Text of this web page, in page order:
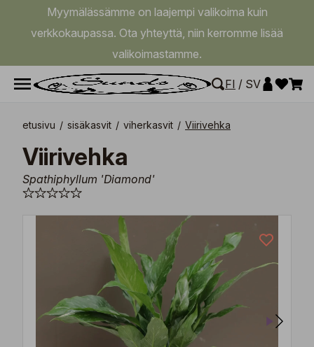
Myymälässämme on laajempi valikoima kuin
verkkokaupassa. Ota yhteyttä, niin kerromme lisää
valikoimastamme.
FI / SV
etusivu / sisäkasvit / viherkasvit / Viirivehka
Viirivehka
Spathiphyllum 'Diamond'